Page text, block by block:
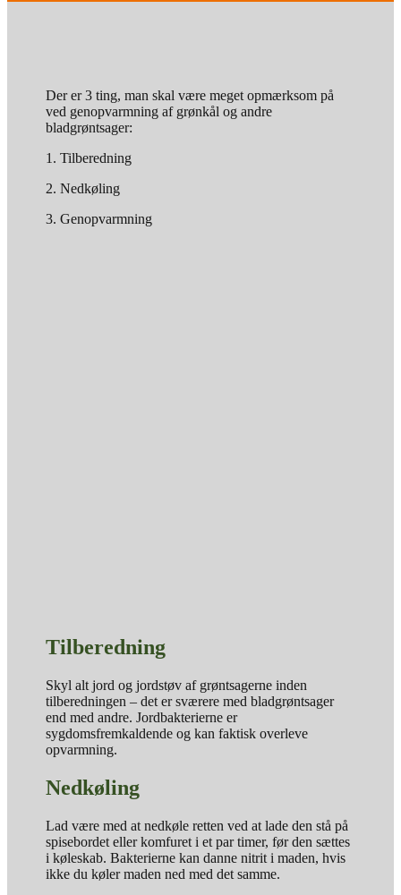
Der er 3 ting, man skal være meget opmærksom på
ved genopvarmning af grønkål og andre
bladgrøntsager:
1. Tilberedning
2. Nedkøling
3. Genopvarmning
Tilberedning
Skyl alt jord og jordstøv af grøntsagerne inden
tilberedningen – det er sværere med bladgrøntsager
end med andre. Jordbakterierne er
sygdomsfremkaldende og kan faktisk overleve
opvarmning.
Nedkøling
Lad være med at nedkøle retten ved at lade den stå på
spisebordet eller komfuret i et par timer, før den sættes
i køleskab. Bakterierne kan danne nitrit i maden, hvis
ikke du køler maden ned med det samme.